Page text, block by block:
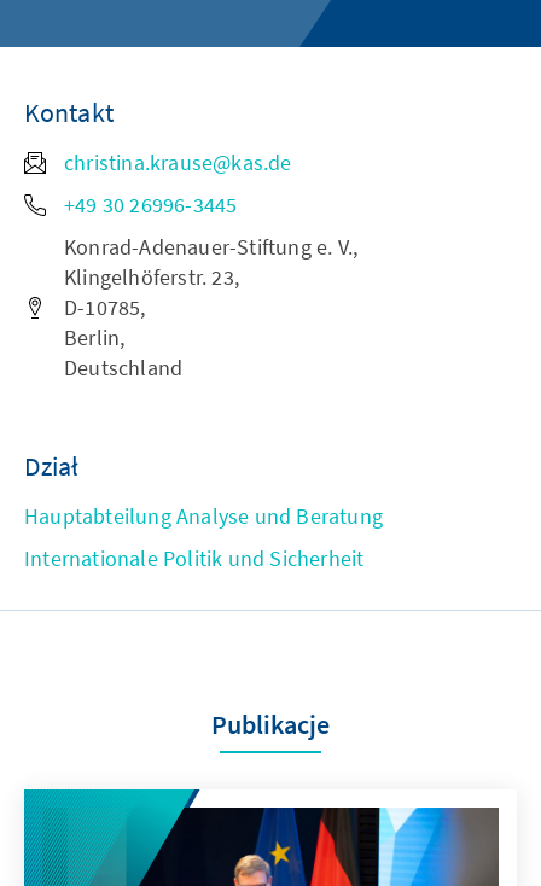
Kontakt
christina.krause@kas.de
+49 30 26996-3445
Konrad-Adenauer-Stiftung e. V.,
Klingelhöferstr. 23,
D-10785,
Berlin,
Deutschland
Dział
Hauptabteilung Analyse und Beratung
Internationale Politik und Sicherheit
Publikacje